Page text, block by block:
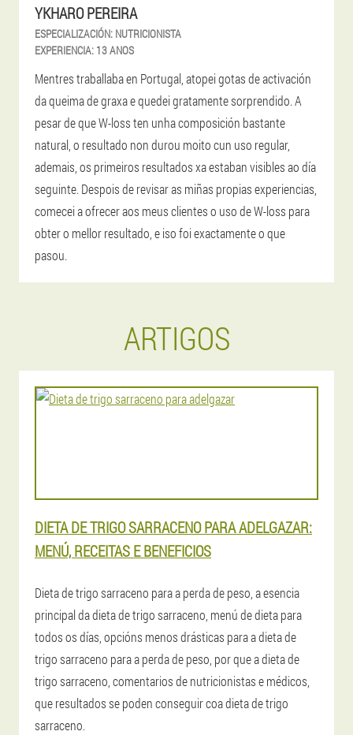
YKHARO PEREIRA
ESPECIALIZACIÓN: NUTRICIONISTA
EXPERIENCIA: 13 ANOS
Mentres traballaba en Portugal, atopei gotas de activación
da queima de graxa e quedei gratamente sorprendido. A
pesar de que W-loss ten unha composición bastante
natural, o resultado non durou moito cun uso regular,
ademais, os primeiros resultados xa estaban visibles ao día
seguinte. Despois de revisar as miñas propias experiencias,
comecei a ofrecer aos meus clientes o uso de W-loss para
obter o mellor resultado, e iso foi exactamente o que
pasou.
ARTIGOS
DIETA DE TRIGO SARRACENO PARA ADELGAZAR:
MENÚ, RECEITAS E BENEFICIOS
Dieta de trigo sarraceno para a perda de peso, a esencia
principal da dieta de trigo sarraceno, menú de dieta para
todos os días, opcións menos drásticas para a dieta de
trigo sarraceno para a perda de peso, por que a dieta de
trigo sarraceno, comentarios de nutricionistas e médicos,
que resultados se poden conseguir coa dieta de trigo
sarraceno.